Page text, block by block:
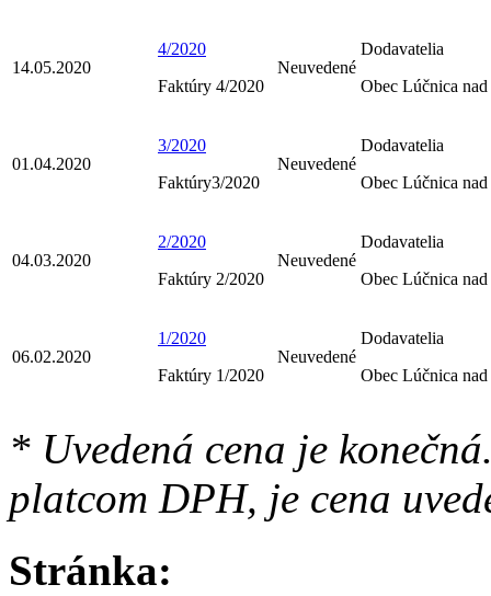
14.05.2020
4/2020
Faktúry 4/2020
Neuvedené
Dodavatelia
Obec Lúčnica
01.04.2020
3/2020
Faktúry3/2020
Neuvedené
Dodavatelia
Obec Lúčnica
04.03.2020
2/2020
Faktúry 2/2020
Neuvedené
Dodavatelia
Obec Lúčnica
06.02.2020
1/2020
Faktúry 1/2020
Neuvedené
Dodavatelia
Obec Lúčnica
* Uvedená cena je
platcom DPH, je cena
Stránka: